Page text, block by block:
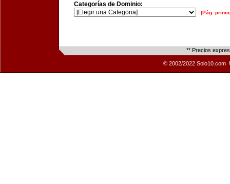
Categorías de Dominio:
[Pág.
** Precios
© 2002/2022 Solo10.com